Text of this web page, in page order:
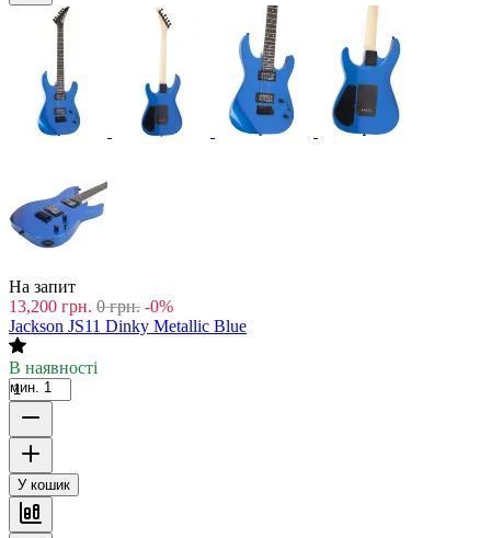
На запит
13,200 грн. 0 грн. -0%
Jackson JS11 Dinky Metallic Blue
В наявності
мин. 1
У кошик